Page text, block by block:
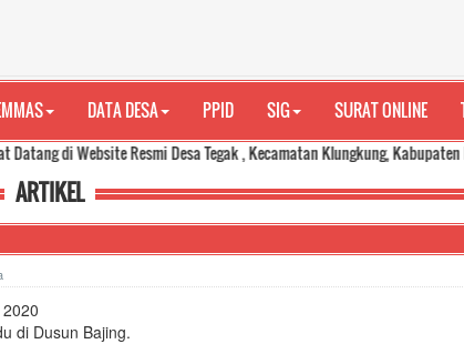
DATA DESA PPID SIG SURAT ONLINE
Website Resmi Desa Tegak , Kecamatan Klungkung, Kabupaten
ARTIKEL
di Dusun Bajing.